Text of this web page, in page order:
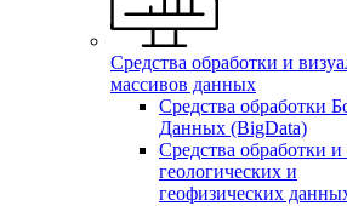
Средства обработки и
массивов данных
Средства обработки
Данных (BigData)
Средства обработки и
геологических и
геофизических